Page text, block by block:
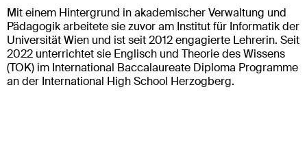
Mit einem Hintergrund in akademischer Verwaltung und
Pädagogik arbeitete sie zuvor am Institut für Informatik der
Universität Wien und ist seit 2012 engagierte Lehrerin. Seit
2022 unterrichtet sie Englisch und Theorie des Wissens
(TOK) im International Baccalaureate Diploma Programme
an der International High School Herzogberg.